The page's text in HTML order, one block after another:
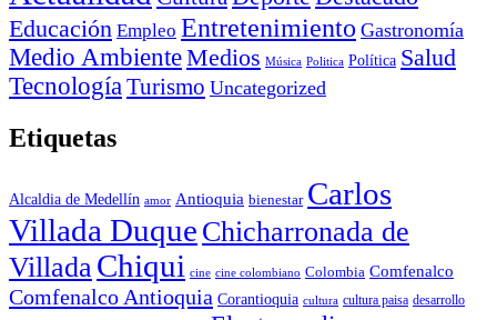
Educación Empleo Entretenimiento Gastronomía
Medio AmbienteMedios Música Politica Política Salud
Tecnología Turismo Uncategorized
Etiquetas
Alcaldia de Medellín amor Antioquia bienestar Carlos
Villada Duque Chicharronada de
Villada Chiqui cine cine colombiano Colombia Comfenalco
Comfenalco Antioquia Corantioquia cultura cultura paisa desarrollo